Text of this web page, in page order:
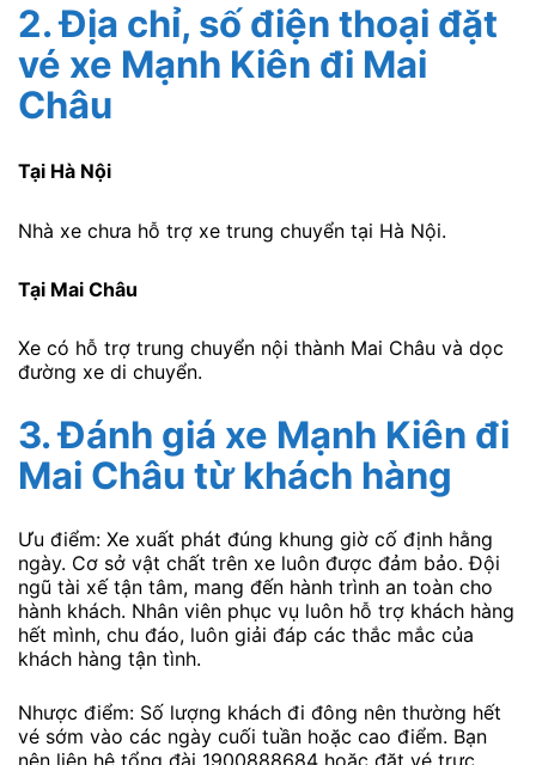
2.Địa chỉ, số điện thoại đặt
vé xe Mạnh Kiên đi Mai
Châu
Tại Hà Nội
Nhà xe chưa hỗ trợ xe trung chuyển tại Hà Nội.
Tại Mai Châu
Xe có hỗ trợ trung chuyển nội thành Mai Châu và dọc
đường xe di chuyển.
3.Đánh giá xe Mạnh Kiên đi
Mai Châu từ khách hàng
Ưu điểm: Xe xuất phát đúng khung giờ cố định hằng
ngày. Cơ sở vật chất trên xe luôn được đảm bảo. Đội
ngũ tài xế tận tâm, mang đến hành trình an toàn cho
hành khách. Nhân viên phục vụ luôn hỗ trợ khách hàng
hết mình, chu đáo, luôn giải đáp các thắc mắc của
khách hàng tận tình.
Nhược điểm: Số lượng khách đi đông nên thường hết
vé sớm vào các ngày cuối tuần hoặc cao điểm. Bạn